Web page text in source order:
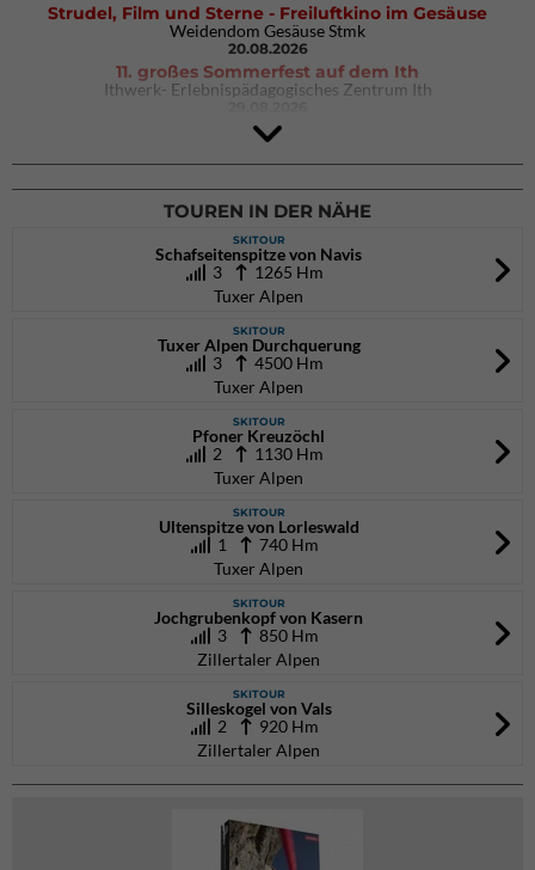
Strudel, Film und Sterne - Freiluftkino im Gesäuse
Weidendom Gesäuse Stmk
20.08.2026
11. großes Sommerfest auf dem Ith
Ithwerk- Erlebnispädagogisches Zentrum Ith
4Blocs KIDS 2026
DAV Kletter- & Boulderzentrum München Süd (Thalkirchen)
26.09.2026
TOUREN IN DER NÄHE
SKITOUR
Schafseitenspitze von Navis
3
1265 Hm
Tuxer Alpen
SKITOUR
Tuxer Alpen Durchquerung
3
4500 Hm
Tuxer Alpen
SKITOUR
Pfoner Kreuzöchl
2
1130 Hm
Tuxer Alpen
SKITOUR
Ultenspitze von Lorleswald
1
740 Hm
Tuxer Alpen
SKITOUR
Jochgrubenkopf von Kasern
3
850 Hm
Zillertaler Alpen
SKITOUR
Silleskogel von Vals
2
920 Hm
Zillertaler Alpen